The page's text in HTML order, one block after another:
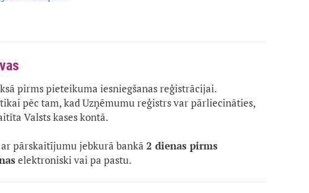
pirms pieteikuma iesniegšanas reģistrācijai.
pēc tam, kad Uzņēmumu reģistrs var pārliecināties,
Valsts kases kontā.
pārskaitījumu jebkurā bankā 2 dienas pirms
elektroniski vai pa pastu.